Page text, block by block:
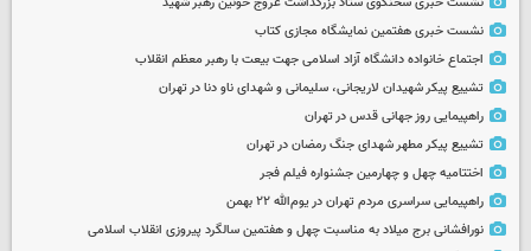
نشست خبری هفتمین نمایشگاه مجازی کتاب
اجتماع خانواده دانشگاه آزاد اسلامی جهت بیعت با رهبر معظم انقلاب
تشییع پیکر شهیدان لاریجانی، سلیمانی و شهدای ناو دنا در تهران
راهپیمایی روز جهانی قدس در تهران
تشییع پیکر مطهر شهدای جنگ رمضان در تهران
اختتامیه چهل و چهارمین جشنواره فیلم فجر
راهپیمایی سراسری مردم تهران در یوم‌الله ۲۲ بهمن
نورافشانی برج میلاد به مناسبت چهل‌ و هفتمین سالگرد پیروزی انقلاب اسلامی